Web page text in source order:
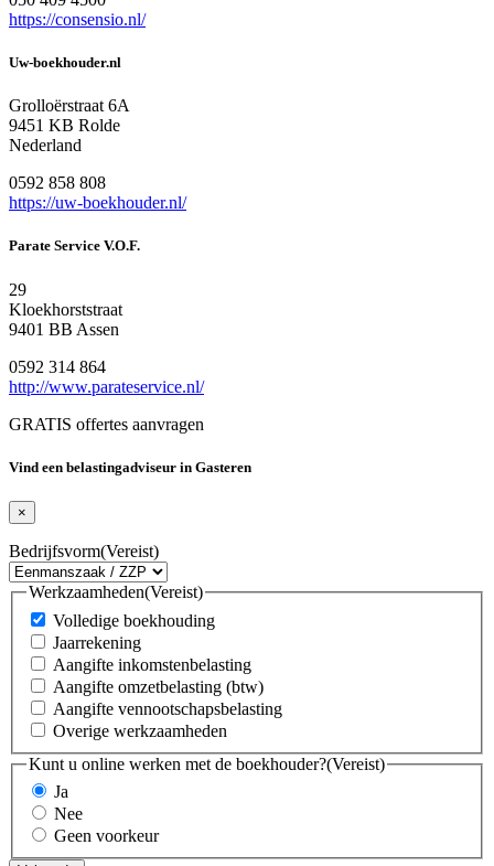
https://consensio.nl/
Uw-boekhouder.nl
Grolloërstraat 6A
9451 KB Rolde
Nederland
0592 858 808
https://uw-boekhouder.nl/
Parate Service V.O.F.
29
Kloekhorststraat
9401 BB Assen
0592 314 864
http://www.parateservice.nl/
GRATIS offertes aanvragen
Vind een belastingadviseur in Gasteren
×
Bedrijfsvorm(Vereist)
Werkzaamheden(Vereist)
Volledige boekhouding
Jaarrekening
Aangifte inkomstenbelasting
Aangifte omzetbelasting (btw)
Aangifte vennootschapsbelasting
Overige werkzaamheden
Kunt u online werken met de boekhouder?(Vereist)
Ja
Nee
Geen voorkeur